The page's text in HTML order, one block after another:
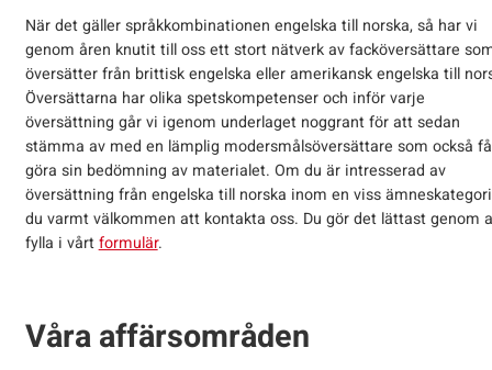
När det gäller språkkombinationen engelska till norska, så har vi
genom åren knutit till oss ett stort nätverk av facköversättare
översätter från brittisk engelska eller amerikansk engelska till
Översättarna har olika spetskompetenser och inför varje
översättning går vi igenom underlaget noggrant för att sedan
stämma av med en lämplig modersmålsöversättare som också
göra sin bedömning av materialet. Om du är intresserad av
översättning från engelska till norska inom en viss
du varmt välkommen att kontakta oss. Du gör det lättast genom
fylla i vårtformulär.
Våra affärsområden